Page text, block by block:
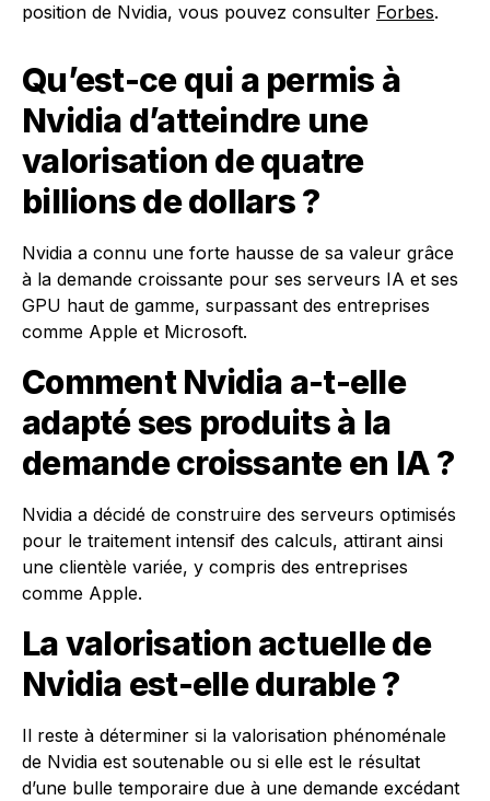
position de Nvidia, vous pouvez consulter Forbes.
Qu’est-ce qui a permis à
Nvidia d’atteindre une
valorisation de quatre
billions de dollars ?
Nvidia a connu une forte hausse de sa valeur grâce
à la demande croissante pour ses serveurs IA et ses
GPU haut de gamme, surpassant des entreprises
comme Apple et Microsoft.
Comment Nvidia a-t-elle
adapté ses produits à la
demande croissante en IA ?
Nvidia a décidé de construire des serveurs optimisés
pour le traitement intensif des calculs, attirant ainsi
une clientèle variée, y compris des entreprises
comme Apple.
La valorisation actuelle de
Nvidia est-elle durable ?
Il reste à déterminer si la valorisation phénoménale
de Nvidia est soutenable ou si elle est le résultat
d’une bulle temporaire due à une demande excédant